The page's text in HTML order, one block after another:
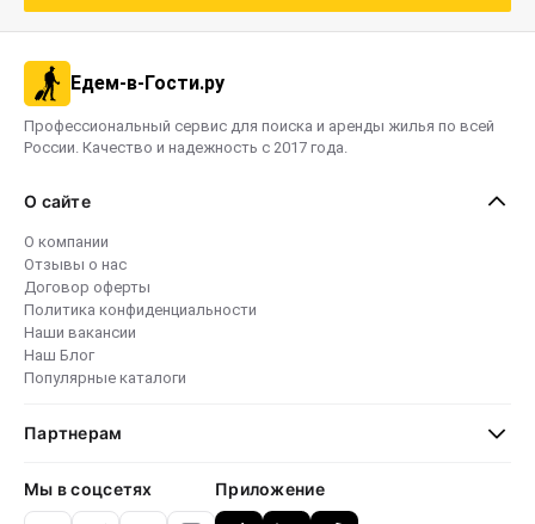
Едем-в-Гости.ру
Профессиональный сервис для поиска и аренды жилья по всей
России. Качество и надежность с 2017 года.
О сайте
О компании
Отзывы о нас
Договор оферты
Политика конфиденциальности
Наши вакансии
Наш Блог
Популярные каталоги
Партнерам
Мы в соцсетях Приложение